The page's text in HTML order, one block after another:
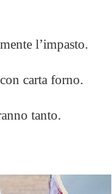
l’impasto.
carta forno.
tanto.